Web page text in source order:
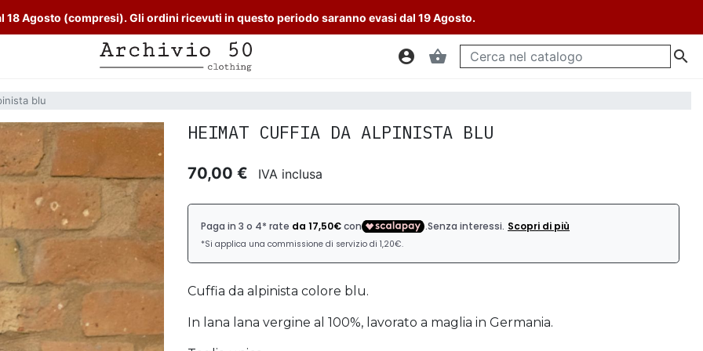
18 Agosto (compresi). Gli ordini ricevuti in questo periodo saranno evasi dal 19 Agosto.
account_circle shopping_basket 
blu
HEIMAT CUFFIA DA ALPINISTA BLU
70,00 € IVA inclusa
Cuffia da alpinista colore blu.
In lana lana vergine al 100%, lavorato a maglia in Germania.